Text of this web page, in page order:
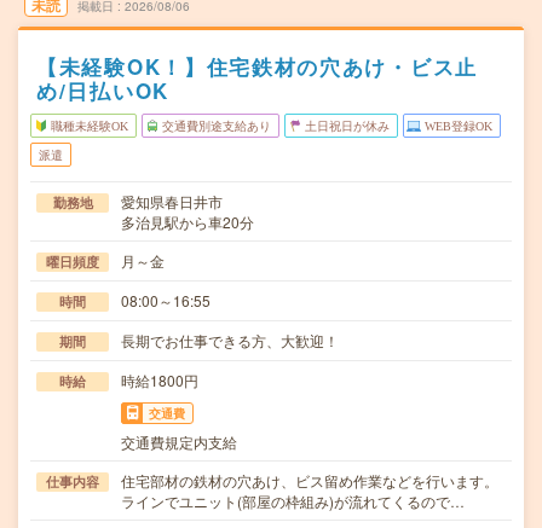
未読 掲載日 2026/08/06
【未経験OK！】住宅鉄材の穴あけ・ビス止
め/日払いOK
職種未経験OK 交通費別途支給あり 土日祝日が休み WEB登録OK
派遣
勤務地
愛知県春日井市
多治見駅から車20分
曜日頻度 月～金
時間 08:00～16:55
期間 長期でお仕事できる方、大歓迎！
時給 時給1800円
交通費
交通費規定内支給
仕事内容
住宅部材の鉄材の穴あけ、ビス留め作業などを行います。
ラインでユニット(部屋の枠組み)が流れてくるので…